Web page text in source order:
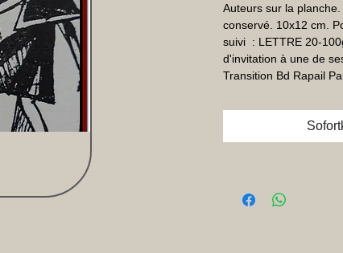
Auteurs sur la
conservé. 10x12 cm.
suivi  : LETTRE 20-
d'invitation à une de
Transition Bd Rapail